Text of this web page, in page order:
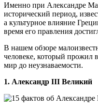
Именно при Александре
исторический период,
а культурное влияние
время его правления
В нашем обзоре
человеке, который прожил
мир до неузнаваемости.
1. Александр III Великий